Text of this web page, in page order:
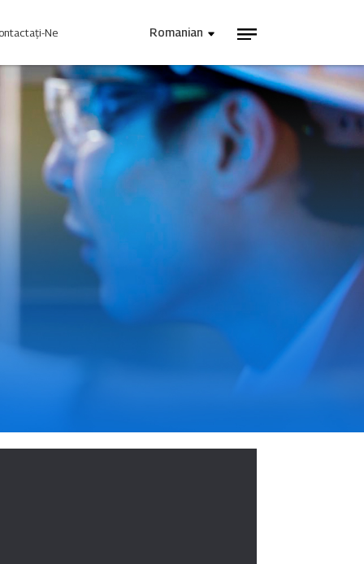
Ne Romanian
Industrială